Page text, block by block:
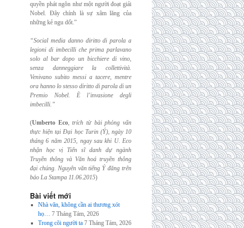
quyền phát ngôn như một người đoạt giải
Nobel. Đây chính là sự xâm lăng của
những kẻ ngu dốt.”
“Social media danno diritto di parola a
legioni di imbecilli che prima parlavano
solo albar dopo un bicchiere di vino,
senza danneggiare la collettività.
Venivano subito messi a tacere, mentre
ora hanno lo stesso diritto di parola di un
Premio Nobel. È l’invasione degli
imbecilli.”
(Umberto Eco,trích từ bài phỏng vấn
thực hiện tại Đại học Turin (Ý), ngày 10
tháng 6 năm 2015, ngay sau khi U. Eco
nhận học vị Tiến sĩ danh dự ngành
Truyền thông và Văn hoá truyền thông
đại chúng. Nguyên văn tiếng Ý đăng trên
báo La Stampa 11.06.2015)
Bài viết mới
Nhà văn, không cần ai thương xót
họ… 7 Tháng Tám, 2026
Trong cõi người ta 7 Tháng Tám, 2026